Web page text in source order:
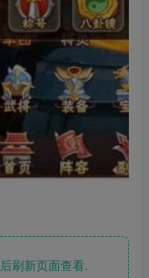
刷新页面查看.